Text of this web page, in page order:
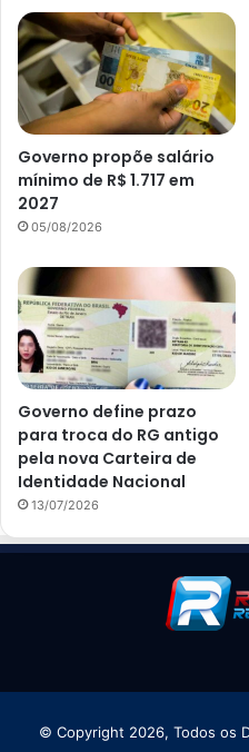
Governo propõe salário
mínimo de R$ 1.717 em
2027
05/08/2026
Governo define prazo
para troca do RG antigo
pela nova Carteira de
Identidade Nacional
13/07/2026
© Copyright 2026, Todos os